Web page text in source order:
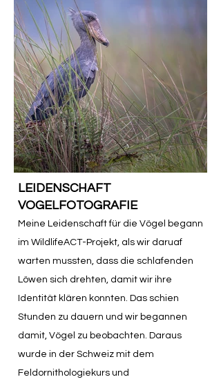
LEIDENSCHAFT
VOGELFOTOGRAFIE
Meine Leidenschaft für die Vögel begann
im WildlifeACT-Projekt, als wir daruaf
warten mussten, dass die schlafenden
Löwen sich drehten, damit wir ihre
Identität klären konnten. Das schien
Stunden zu dauern und wir begannen
damit, Vögel zu beobachten. Daraus
wurde in der Schweiz mit dem
Feldornithologiekurs und